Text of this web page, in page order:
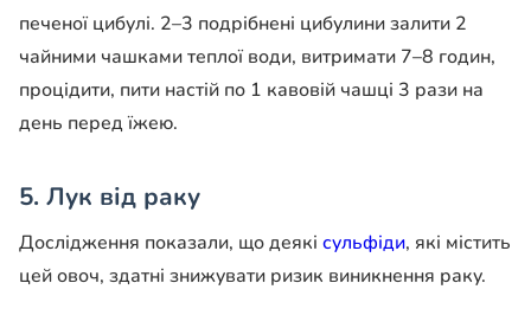
печеної цибулі. 2–3 подрібнені цибулини залити 2
чайними чашками теплої води, витримати 7–8 годин,
процідити, пити настій по 1 кавовій чашці 3 рази на
день перед їжею.
5. Лук від раку
Дослідження показали, що деякі сульфіди, які містить
цей овоч, здатні знижувати ризик виникнення раку.